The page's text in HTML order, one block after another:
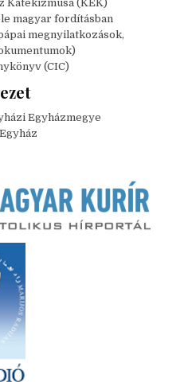
Katekizmusa (KEK)
magyar fordításban
megnyilatkozások,
(CIC)
Egyházmegye